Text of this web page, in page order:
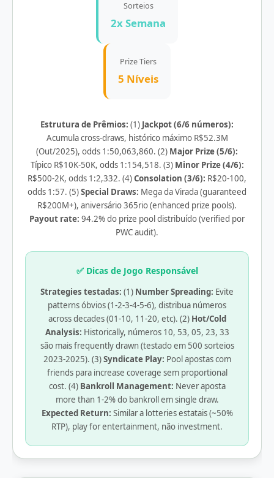
Sorteios
2x Semana
Prize Tiers
5 Níveis
Estrutura de Prêmios: (1) Jackpot (6/6 números):
Acumula cross-draws, histórico máximo R$52.3M
(Out/2025), odds 1:50,063,860. (2) Major Prize (5/6):
Típico R$10K-50K, odds 1:154,518. (3) Minor Prize (4/6):
R$500-2K, odds 1:2,332. (4)Consolation (3/6): R$20-100,
odds 1:57. (5)Special Draws: Mega da Virada (guaranteed
R$200M+), aniversário 365rio (enhanced prize pools).
Payout rate: 94.2% do prize pool distribuído (verified por
PWC audit).
✅ Dicas de Jogo Responsável
Strategies testadas: (1) Number Spreading: Evite
patterns óbvios (1-2-3-4-5-6), distribua números
across decades (01-10, 11-20, etc). (2) Hot/Cold
Analysis: Historically, números 10, 53, 05, 23, 33
são mais frequently drawn (testado em 500 sorteios
2023-2025). (3)Syndicate Play: Pool apostas com
friends para increase coverage sem proportional
cost. (4) Bankroll Management: Never aposta
more than 1-2% do bankroll em single draw.
Expected Return: Similar a lotteries estatais (~50%
RTP), play for entertainment, não investment.